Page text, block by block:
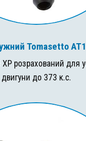
Tomasetto
розрахований для
двигуни до 373 к.с.